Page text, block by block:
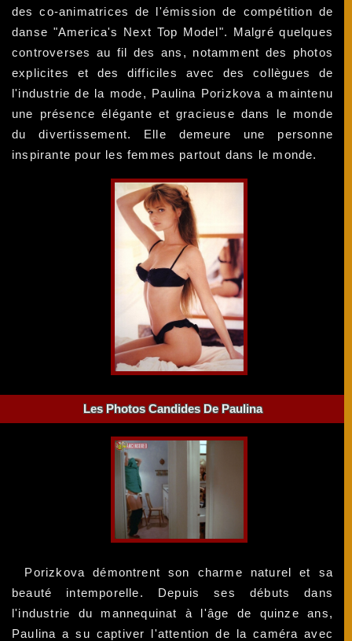
des co-animatrices de l'émission de compétition de
danse "America's Next Top Model". Malgré quelques
controverses au fil des ans, notamment des photos
explicites et des difficiles avec des collègues de
l'industrie de la mode, Paulina Porizkova a maintenu
une présence élégante et gracieuse dans le monde
du divertissement. Elle demeure une personne
inspirante pour les femmes partout dans le monde.
Les Photos Candides De Paulina
Porizkova démontrent son charme naturel et sa
beauté intemporelle. Depuis ses débuts dans
l'industrie du mannequinat à l'âge de quinze ans,
Paulina a su captiver l'attention de la caméra avec